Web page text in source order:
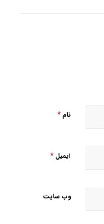
نام*
ایمیل*
وب‌ سایت